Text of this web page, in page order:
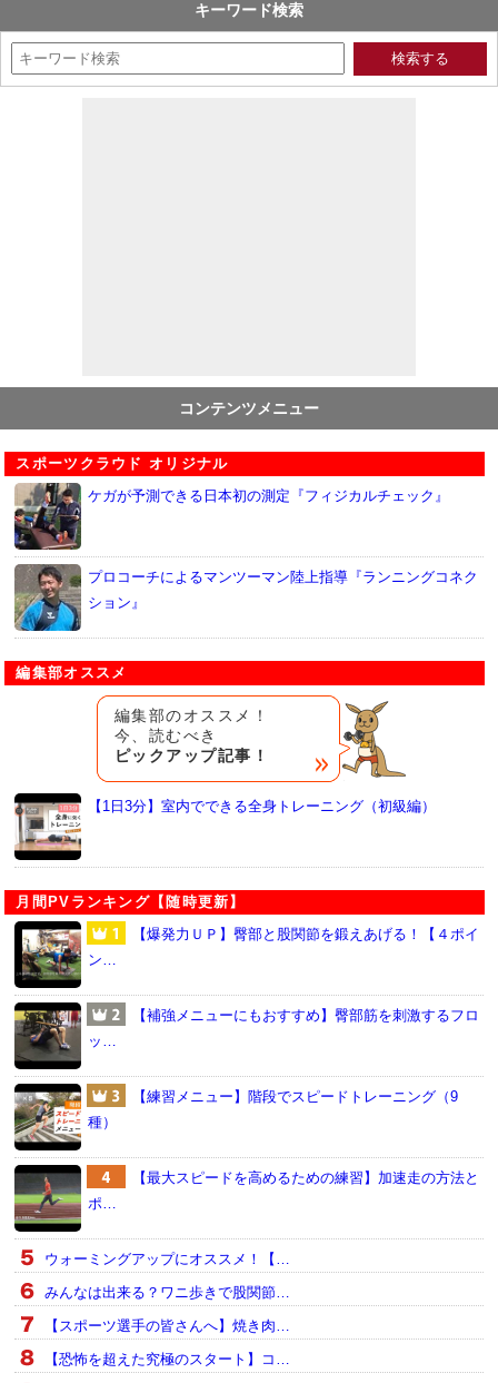
キーワード検索
コンテンツメニュー
スポーツクラウド オリジナル
ケガが予測できる日本初の測定『フィジカルチェック』
プロコーチによるマンツーマン陸上指導『ランニングコネク
ション』
編集部オススメ
編集部のオススメ！
今、読むべき
ピックアップ記事！
【1日3分】室内でできる全身トレーニング（初級編）
月間PVランキング【随時更新】
【爆発力ＵＰ】臀部と股関節を鍛えあげる！【４ポイ
ン…
【補強メニューにもおすすめ】臀部筋を刺激するフロ
ッ…
【練習メニュー】階段でスピードトレーニング（9
種）
【最大スピードを高めるための練習】加速走の方法と
ポ…
ウォーミングアップにオススメ！【…
みんなは出来る？ワニ歩きで股関節…
【スポーツ選手の皆さんへ】焼き肉…
【恐怖を超えた究極のスタート】コ…